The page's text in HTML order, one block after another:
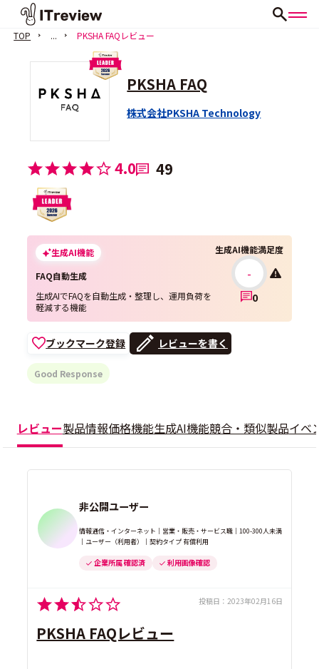
TOP ... PKSHA FAQレビュー
PKSHA FAQ
株式会社PKSHA Technology
4.0 49
生成AI機能
FAQ自動生成
生成AIでFAQを自動生成・整理し、運用負荷を
軽減する機能
生成AI機能満足度
-
0
ブックマーク登録 レビューを書く
Good Response
レビュー製品情報価格機能生成AI機能競合・類似製品イベ
非公開ユーザー
情報通信・インターネット｜営業・販売・サービス職｜100-300人未満
｜ユーザー（利用者）｜契約タイプ 有償利用
企業所属 確認済 利用画像確認
投稿日： 2023年02月16日
PKSHA FAQレビュー